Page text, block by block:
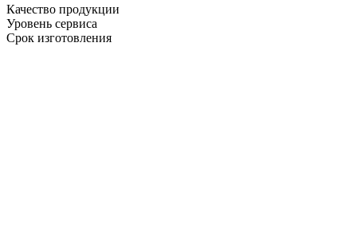
Качество продукции
Уровень сервиса
Срок изготовления